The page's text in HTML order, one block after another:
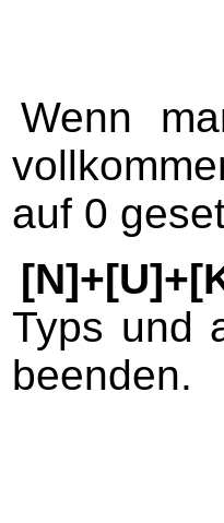
Wenn
auf 0
Typs und
beenden.